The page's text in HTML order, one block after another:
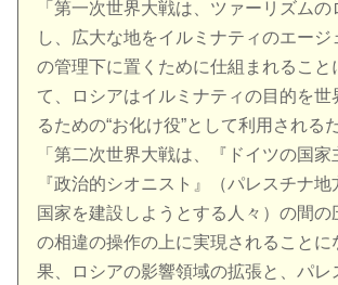
「第一次世界大戦は、ツァーリズム
し、広大な地をイルミナティのエージ
の管理下に置くために仕組まれること
て、ロシアはイルミナティの目的を世
るための“お化け役”として利用される
「第二次世界大戦は、『ドイツの国家
『政治的シオニスト』（パレスチナ地
国家を建設しようとする人々）の間の
の相違の操作の上に実現されることに
果、ロシアの影響領域の拡張と、パレ